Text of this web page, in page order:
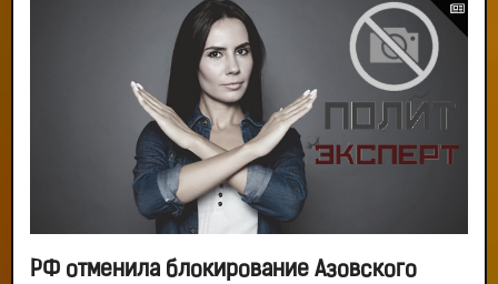
РФ отменила блокирование Азовского